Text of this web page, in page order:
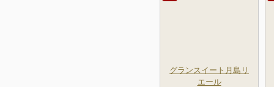
グランスイート月島リ
エール